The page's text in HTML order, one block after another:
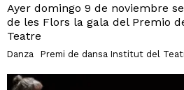
Ayer domingo 9 de noviembre
de les Flors la gala del Premio
Teatre
Danza Premi de dansa Institut del